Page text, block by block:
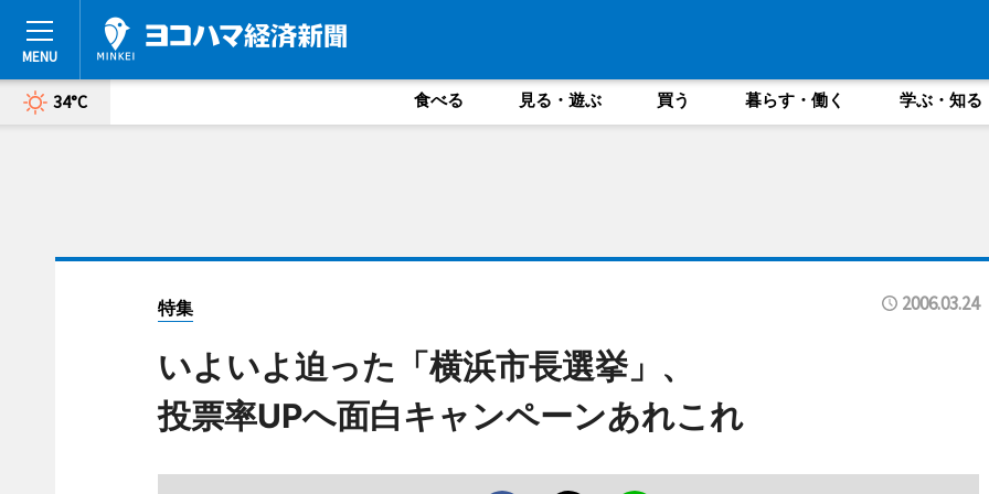
34°C 食べる 見る・遊ぶ 買う 暮らす・働く 学ぶ・知る
特集 2006.03.24
いよいよ迫った「横浜市長選挙」、
投票率UPへ面白キャンペーンあれこれ